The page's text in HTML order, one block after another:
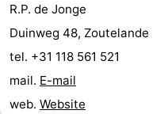
centra
Dorpen
&
Steden
Natuur
Rondleidingen
R.P. de Jonge
Duinweg 48, Zoutelande
tel. +31 118 561 521
mail. E-mail
web. Website